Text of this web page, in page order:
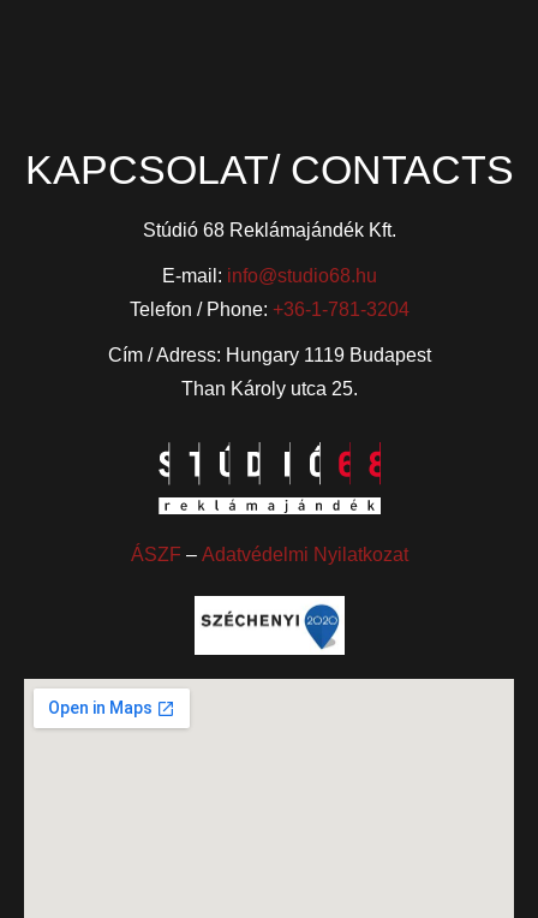
KAPCSOLAT/ CONTACTS
Stúdió 68 Reklámajándék Kft.
E-mail: info@studio68.hu
Telefon / Phone: +36-1-781-3204
Cím / Adress: Hungary 1119 Budapest
Than Károly utca 25.
ÁSZF – Adatvédelmi Nyilatkozat